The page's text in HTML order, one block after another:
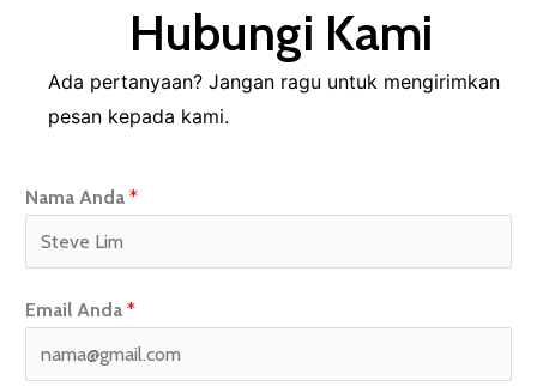
Hubungi Kami
Ada pertanyaan? Jangan ragu untuk mengirimkan
pesan kepada kami.
Nama Anda *
Email Anda *